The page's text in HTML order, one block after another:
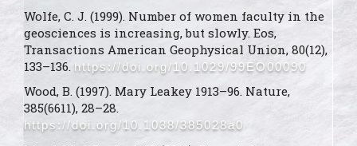
Wolfe, C. J. (1999). Number of women faculty in the
geosciences is increasing, but slowly. Eos,
Transactions American Geophysical Union, 80(12),
133–136. https://doi.org/10.1029/99EO00090
Wood, B. (1997). Mary Leakey 1913–96. Nature,
385(6611), 28–28.
https://doi.org/10.1038/385028a0